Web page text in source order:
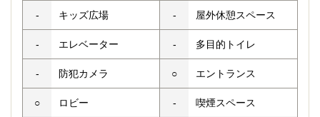
- キッズ広場 - 屋外休憩スペース
- エレベーター - 多目的トイレ
- 防犯カメラ ○ エントランス
○ ロビー - 喫煙スペース